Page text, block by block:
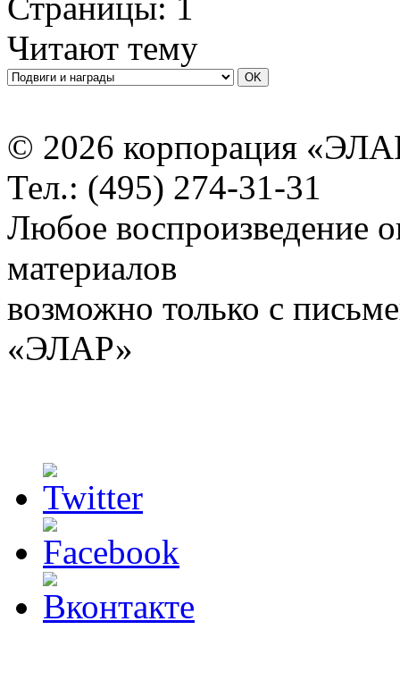
Читают тему
© 2026 корпорация
Тел.: (495) 274-31-31
Любое воспроизведение
материалов
возможно только с
«ЭЛАР»